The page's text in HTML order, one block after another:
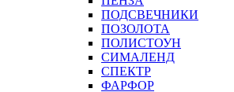
ПОДСВЕЧНИКИ
ПОЗОЛОТА
ПОЛИСТОУН
СИМАЛЕНД
СПЕКТР
ФАРФОР